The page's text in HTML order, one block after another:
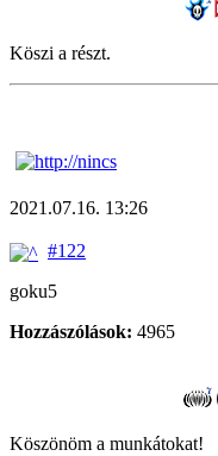
Köszi a részt.
2021.07.16. 13:26
#122
goku5
Hozzászólások: 4965
Köszönöm a munkátokat!